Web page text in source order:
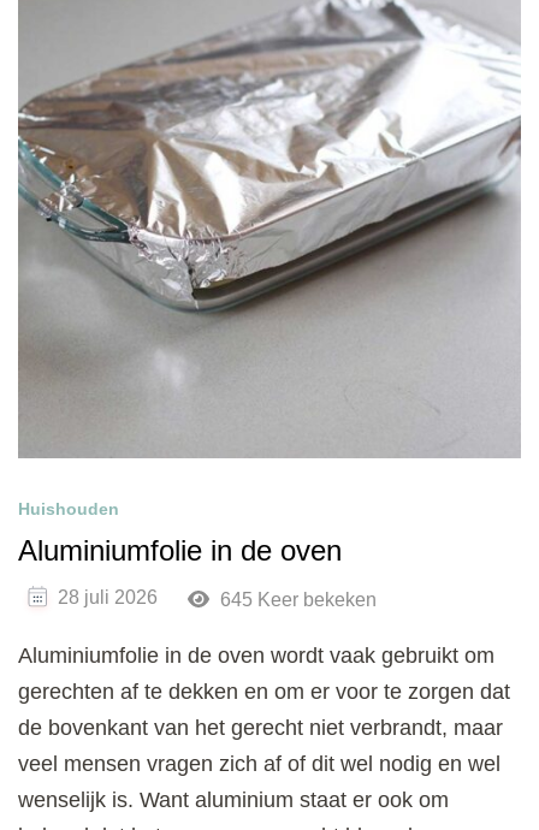
Huishouden
Aluminiumfolie in de oven
28 juli 2026 645 Keer bekeken
Aluminiumfolie in de oven wordt vaak gebruikt om
gerechten af te dekken en om er voor te zorgen dat
de bovenkant van het gerecht niet verbrandt, maar
veel mensen vragen zich af of dit wel nodig en wel
wenselijk is. Want aluminium staat er ook om